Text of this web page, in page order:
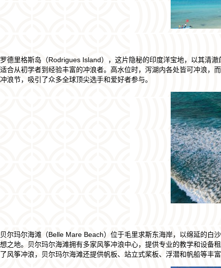
罗德里格斯岛（Rodrigues Island），这片隐秘的印度洋宝地，以其清
适合从初学者到经验丰富的冲浪者。高水位时，泻湖内各处皆可冲浪，
冲浪节，吸引了众多全球顶尖选手和爱好者参与。
贝尔玛尔海滩（Belle Mare Beach）位于毛里求斯东海岸，以绵延的白
想之地。贝尔玛尔海滩拥有多家风筝冲浪中心，提供专业的教学和设备
了风筝冲浪，贝尔玛尔海滩还提供帆板、站立式桨板、浮潜和帆船等丰